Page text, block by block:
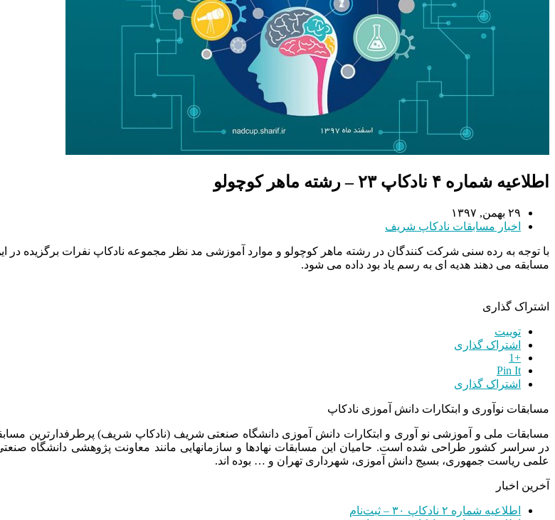
اطلاعیه شماره ۴ نادکاپ ۲۳ – رشته ماهر کوچولو
۲۹ بهمن, ۱۳۹۷
اخبار مسابقات نادکاپ شریف
با توجه به رده سنی شرکت کنندگان در رشته ماهر کوچولو و موارد آموزشی مد نظر مجموعه نادکاپ نفرات برگزیده در
مسابقه می دهند هدیه ای به رسم یاد بود داده می شود.
اشتراک گذاری
توییت
اشتراک گذاری
+1
Pin It
اشتراک گذاری
مسابقات نوآوری و ابتکارات دانش آموزی نادکاپ
مسابقات ملی و آموزشی نو آوری و ابتکارات دانش آموزی دانشگاه صنعتی شریف (نادکاپ شریف) پرطرفدارترین
در سراسر کشور طراحی شده است. حامیان این مسابقات نهادها و سازمانهایی مانند معاونت پژوهشی دانشگاه
علمی ریاست جمهوری، بسیج دانش آموزی، شهرداری تهران و … بوده اند.
آخرین اخبار
اطلاعیه شماره ۲ نادکاپ ۳۰ – ثبت‌نام